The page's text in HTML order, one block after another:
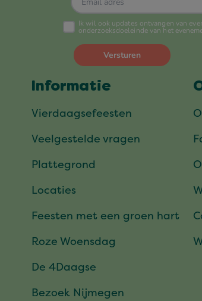
Informatie
Vierdaagsefeesten
Veelgestelde vragen
Plattegrond
Locaties
Feesten met een groen hart
Roze Woensdag
De 4Daagse
Bezoek Nijmegen